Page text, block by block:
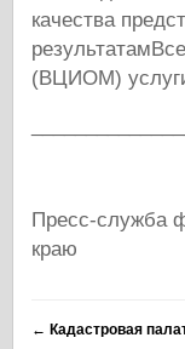
качества
(ВЦИОМ)
Пресс-служба
краю
← Кадастровая